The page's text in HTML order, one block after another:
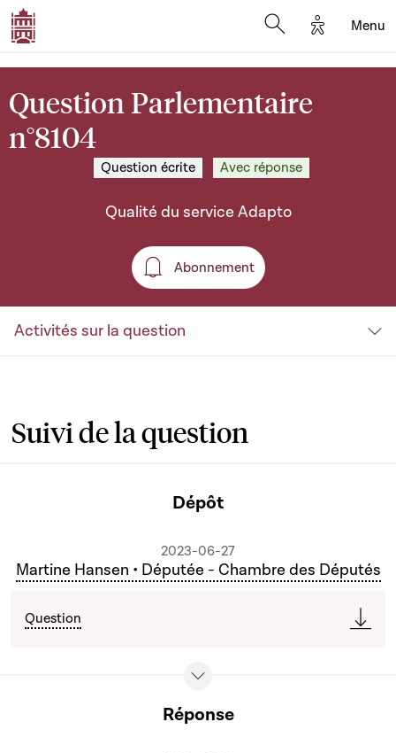
Options
Menu
Question Parlementaire
n°8104
Question écrite Avec réponse
Qualité du service Adapto
Abonnement
Abonnement
Activités sur la question
Suivi de la question
Dépôt
2023-06-27
Martine Hansen • Députée - Chambre des Députés
Question
Réponse